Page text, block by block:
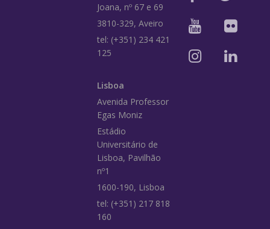
Joana, nº 67 e 69
3810-329, Aveiro
tel: (+351) 234 421
125
Lisboa
Avenida Professor
Egas Moniz
Estádio
Universitário de
Lisboa, Pavilhão
nº1
1600-190, Lisboa
tel: (+351) 217 818
160